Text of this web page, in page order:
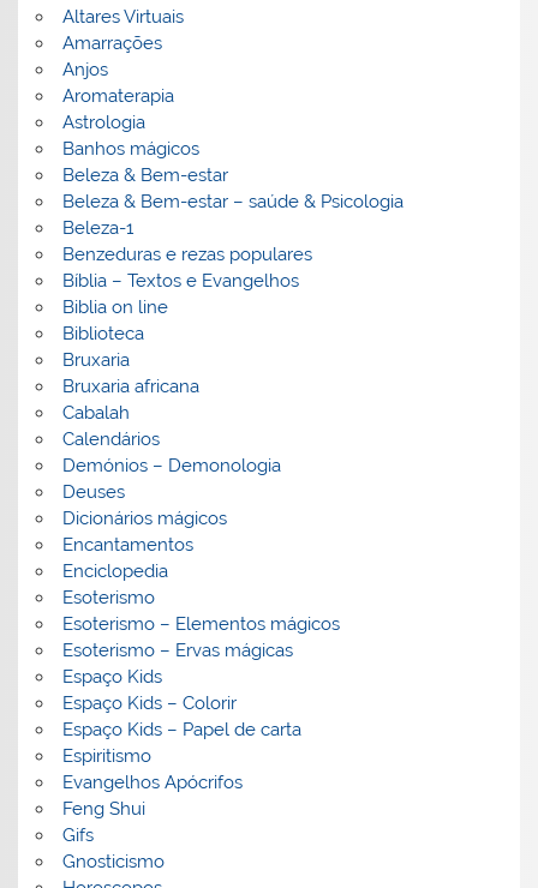
Altares Virtuais
Amarrações
Anjos
Aromaterapia
Astrologia
Banhos mágicos
Beleza & Bem-estar
Beleza & Bem-estar – saúde & Psicologia
Beleza-1
Benzeduras e rezas populares
Bíblia – Textos e Evangelhos
Biblia on line
Biblioteca
Bruxaria
Bruxaria africana
Cabalah
Calendários
Demónios – Demonologia
Deuses
Dicionários mágicos
Encantamentos
Enciclopedia
Esoterismo
Esoterismo – Elementos mágicos
Esoterismo – Ervas mágicas
Espaço Kids
Espaço Kids – Colorir
Espaço Kids – Papel de carta
Espiritismo
Evangelhos Apócrifos
Feng Shui
Gifs
Gnosticismo